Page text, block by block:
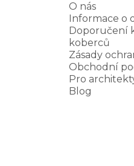
O nás
Informace o
Doporučení
koberců
Zásady
Obchodní
Pro
Blog